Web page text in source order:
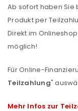
Ab sofort haben Sie
Produkt per
Direkt im
möglich!
Für Online-
Teilzahlung"
Mehr Infos zur